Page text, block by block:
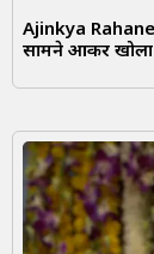
Ajinkya
सामने आकर खोला